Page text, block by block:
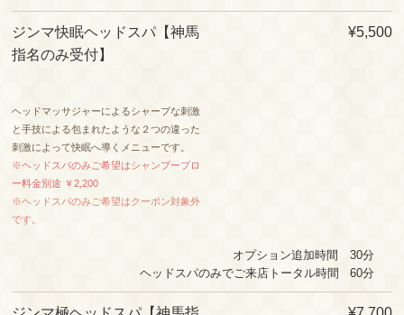
ジンマ快眠ヘッドスパ 【神馬
指名のみ受付】
ヘッドマッサジャーによるシャープな刺激
と手技による包まれたような２つの違った
刺激によって快眠へ導くメニューです。
※ヘッドスパのみご希望はシャンプーブロ
ー料金別途 ￥2,200
※ヘッドスパのみご希望はクーポン対象外
です。
¥5,500
オプション追加時間 30分
ヘッドスパのみでご来店トータル時間 60分